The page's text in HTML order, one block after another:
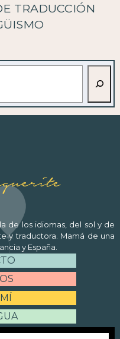
TRADUCCIÓN
de los idiomas, del sol y de
y traductora. Mamá de una
y España.